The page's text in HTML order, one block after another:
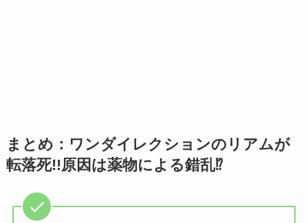
まとめ：ワンダイレクションのリアムが
転落死!!原因は薬物による錯乱⁉